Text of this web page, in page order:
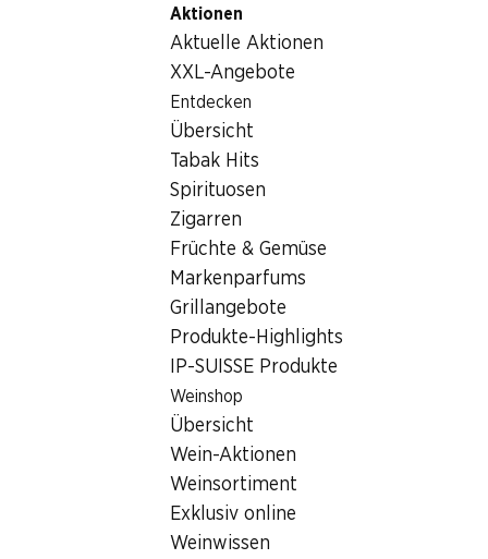
Aktionen
Aktuelle Aktionen
XXL-Angebote
Entdecken
Übersicht
Tabak Hits
Spirituosen
Zigarren
Früchte & Gemüse
Markenparfums
Grillangebote
Produkte-Highlights
IP-SUISSE Produkte
Weinshop
Übersicht
Wein-Aktionen
Weinsortiment
Exklusiv online
Weinwissen
Lebensmittel
Fleisch/Wurst/Fisch
IP-SUISSE Edelschinken
IP-SUISSE Edelschinken